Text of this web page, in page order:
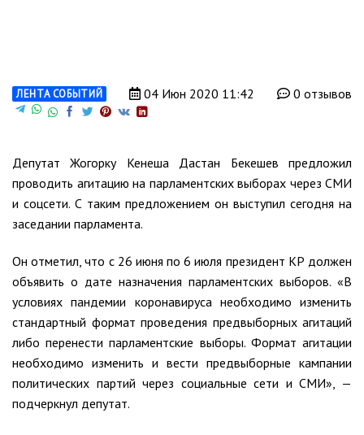
ЛЕНТА СОБЫТИЙ 04 Июн 2020 11:42 0 отзывов
Депутат Жогорку Кенеша Дастан Бекешев предложил
проводить агитацию на парламентских выборах через СМИ
и соцсети. С таким предложением он выступил сегодня на
заседании парламента.
Он отметил, что с 26 июня по 6 июля президент КР должен
объявить о дате назначения парламентских выборов. «В
условиях пандемии коронавируса необходимо изменить
стандартный формат проведения предвыборных агитаций
либо перенести парламентские выборы. Формат агитации
необходимо изменить и вести предвыборные кампании
политических партий через социальные сети и СМИ», —
подчеркнул депутат.